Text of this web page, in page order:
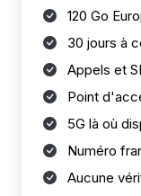
120 Go
30 jours à
Appels et
Point
5G là où
Numéro
Aucune